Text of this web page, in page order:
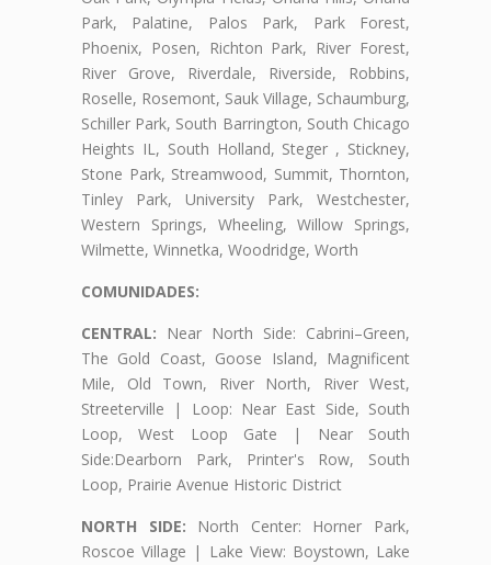
Park, Palatine, Palos Park, Park Forest,
Phoenix, Posen, Richton Park, River Forest,
River Grove, Riverdale, Riverside, Robbins,
Roselle, Rosemont, Sauk Village, Schaumburg,
Schiller Park, South Barrington, South Chicago
Heights IL, South Holland, Steger , Stickney,
Stone Park, Streamwood, Summit, Thornton,
Tinley Park, University Park, Westchester,
Western Springs, Wheeling, Willow Springs,
Wilmette, Winnetka, Woodridge, Worth
COMUNIDADES:
CENTRAL: Near North Side: Cabrini–Green,
The Gold Coast, Goose Island, Magnificent
Mile, Old Town, River North, River West,
Streeterville | Loop: Near East Side, South
Loop, West Loop Gate | Near South
Side:Dearborn Park, Printer's Row, South
Loop, Prairie Avenue Historic District
NORTH SIDE: North Center: Horner Park,
Roscoe Village | Lake View: Boystown, Lake